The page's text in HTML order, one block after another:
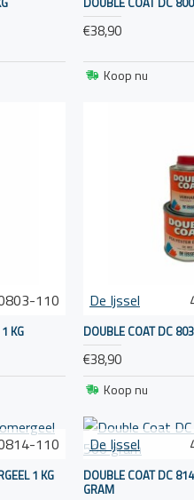
om de groei van algen,
de instructies van de
aanbrengen van
€38,90
Koop nu
110
KG
De Ijssel
DOUBLE COAT DC
€38,90
Koop nu
110
1 KG
De Ijssel
DOUBLE COAT DC
GRAM